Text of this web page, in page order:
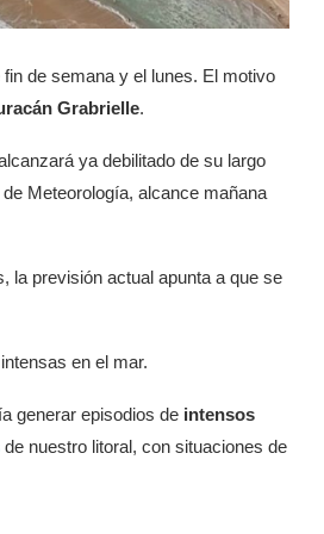
de semana y el lunes. El motivo
Grabrielle.
ya debilitado de su largo
Meteorología, alcance mañana
la previsión actual apunta a que se
en el mar.
generar episodios de intensos
de nuestro litoral, con situaciones de